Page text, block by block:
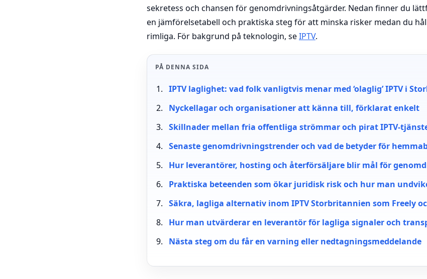
sekretess och chansen för genomdrivningsåtgärder. Nedan finner du
en jämförelsetabell och praktiska steg för att minska risker medan du
rimliga. För bakgrund på teknologin, seIPTV.
PÅ DENNA SIDA
IPTV laglighet: vad folk vanligtvis menar med ‘olaglig’ IPTV i
Nyckellagar och organisationer att känna till, förklarat enkelt
Skillnader mellan fria offentliga strömmar och pirat IPTV-
Senaste genomdrivningstrender och vad de betyder för
Hur leverantörer, hosting och återförsäljare blir mål för
Praktiska beteenden som ökar juridisk risk och hur man
Säkra, lagliga alternativ inom IPTV Storbritannien som Freely
Hur man utvärderar en leverantör för lagliga signaler och
Nästa steg om du får en varning eller nedtagningsmeddelande